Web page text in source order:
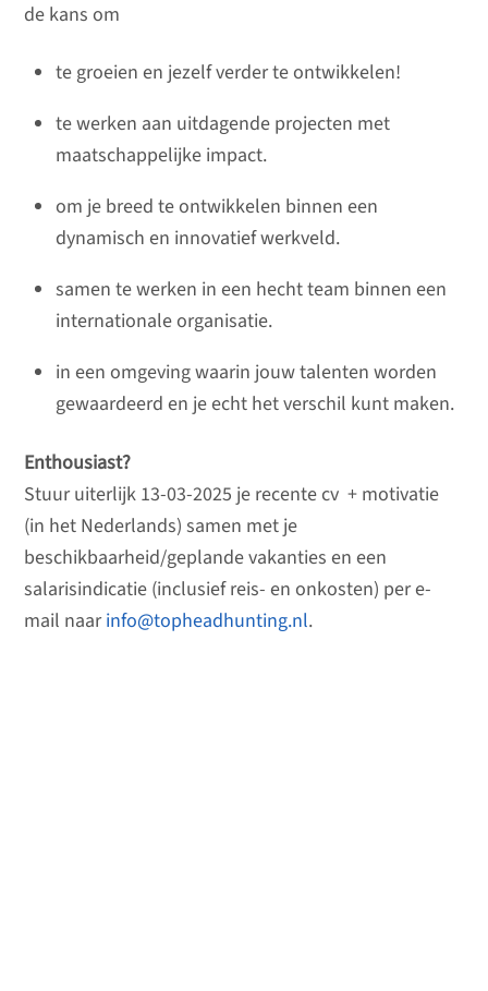
de kans om
te groeien en jezelf verder te ontwikkelen!
te werken aan uitdagende projecten met
maatschappelijke impact.
om je breed te ontwikkelen binnen een
dynamisch en innovatief werkveld.
samen te werken in een hecht team binnen een
internationale organisatie.
in een omgeving waarin jouw talenten worden
gewaardeerd en je echt het verschil kunt maken.
Enthousiast?
Stuur uiterlijk 13-03-2025 je recente cv + motivatie
(in het Nederlands) samen met je
beschikbaarheid/geplande vakanties en een
salarisindicatie (inclusief reis- en onkosten) per e-
mail naarinfo@topheadhunting.nl.